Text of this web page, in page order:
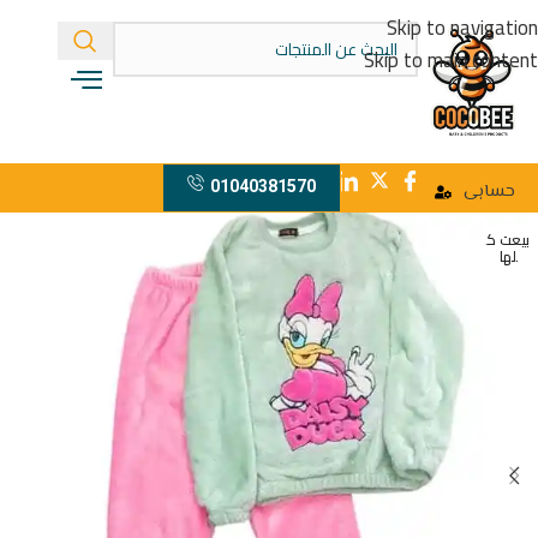
Skip to navigation
Skip to main content
حسابى 01040381570
بيعت ك
لها